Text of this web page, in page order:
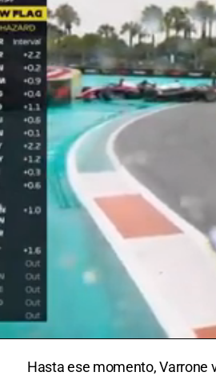
Hasta ese momento, Varrone